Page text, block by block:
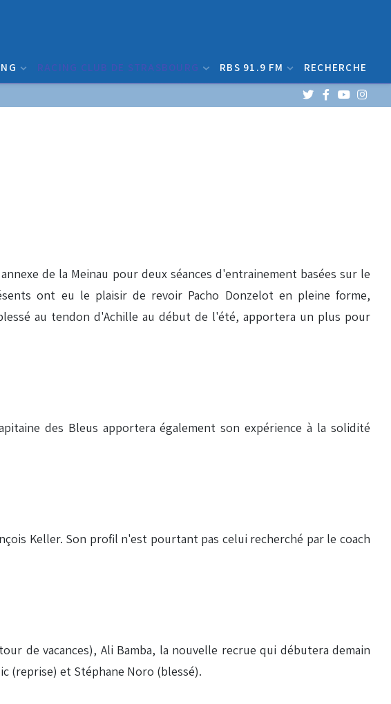
RACING CLUB DE STRASBOURG RBS 91.9 FM RECHERCHE
de la Meinau pour deux séances d'entrainement basées sur le
ont eu le plaisir de revoir Pacho Donzelot en pleine forme,
au tendon d'Achille au début de l'été, apportera un plus pour
des Bleus apportera également son expérience à la solidité
Keller. Son profil n'est pourtant pas celui recherché par le coach
de vacances), Ali Bamba, la nouvelle recrue qui débutera demain
(reprise) et Stéphane Noro (blessé).